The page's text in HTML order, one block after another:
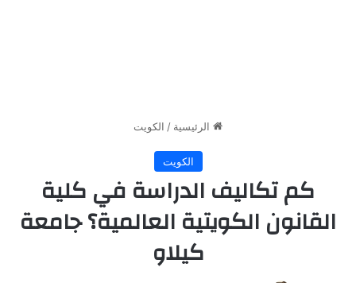
الرئيسية / الكويت
الكويت
كم تكاليف الدراسة في كلية
القانون الكويتية العالمية؟ جامعة
كيلاو